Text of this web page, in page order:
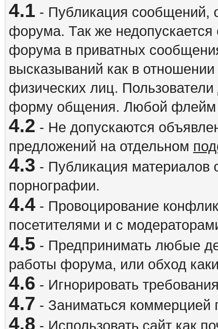
4.1 - Публикация сообщений,
форума. Так же недопускается
форума в приватных
высказываний как в
физических лиц.
форму общения. Любой флейм
4.2 - Не допускаются
предложений на отдельном
4.3 - Публикация материалов
порнографии.
4.4- Провоцирование
посетителями и с
4.5 - Предпринимать любые
работы форума, или обход
4.6 - Игнорировать
4.7 - Заниматься коммерцией
4.8 - Использовать сайт как